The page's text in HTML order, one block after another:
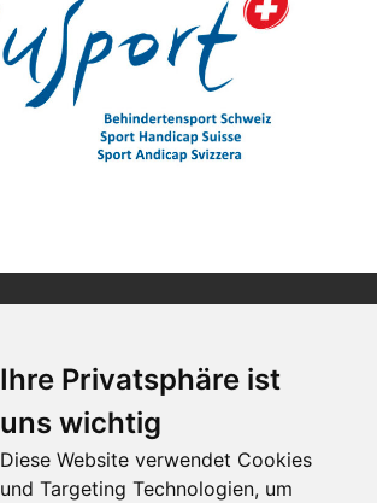
Ihre Privatsphäre ist
uns wichtig
Diese Website verwendet Cookies
und Targeting Technologien, um